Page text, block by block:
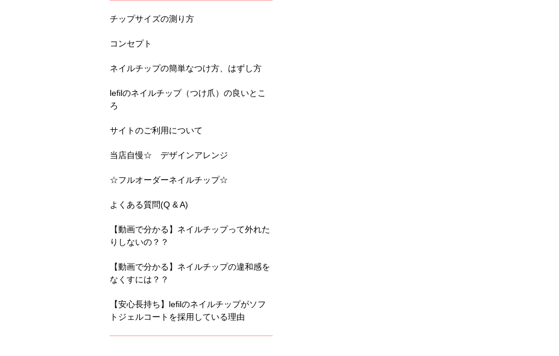
チップサイズの測り方
コンセプト
ネイルチップの簡単なつけ方、はずし方
lefilのネイルチップ（つけ爪）の良いとこ
ろ
サイトのご利用について
当店自慢☆ デザインアレンジ
☆フルオーダーネイルチップ☆
よくある質問(Q & A)
【動画で分かる】ネイルチップって外れた
りしないの？？
【動画で分かる】ネイルチップの違和感を
なくすには？？
【安心長持ち】lefilのネイルチップがソフ
トジェルコートを採用している理由